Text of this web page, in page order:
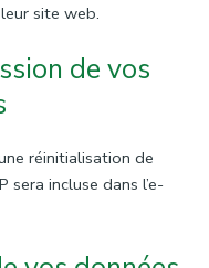
site web.
de vos
réinitialisation de
incluse dans l’e-